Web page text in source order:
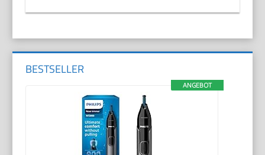
BESTSELLER
ANGEBOT